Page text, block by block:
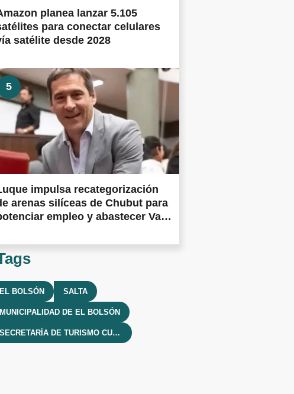
planea lanzar 5.105
para conectar celulares
satélite desde 2028
5
impulsa recategorización
arenas silíceas de Chubut para
empleo y abastecer Vaca
EL BOLSÓN SALTA
MUNICIPALIDAD DE EL BOLSÓN
SECRETARÍA DE TURISMO CULTURA Y DEPORTE